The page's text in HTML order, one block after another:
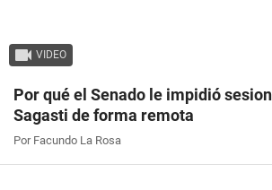
VIDEO
Por qué el Senado le impidió
Sagasti de forma remota
Por Facundo La Rosa